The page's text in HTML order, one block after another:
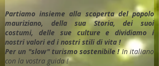
Partiamo insieme alla scoperta del popolo
mauriziano, della sua Storia, dei suoi
costumi, delle sue culture e dividiamo i
nostri valori ed i nostri stili di vita !
Per un "slow" turismo sostenibile !In italiano
con la vostra guida !